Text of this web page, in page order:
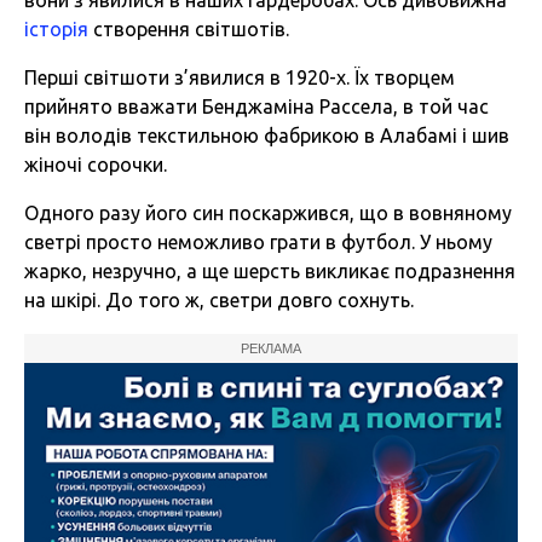
історія створення світшотів.
Перші світшоти з’явилися в 1920-х. Їх творцем
прийнято вважати Бенджаміна Рассела, в той час
він володів текстильною фабрикою в Алабамі і шив
жіночі сорочки.
Одного разу його син поскаржився, що в вовняному
светрі просто неможливо грати в футбол. У ньому
жарко, незручно, а ще шерсть викликає подразнення
на шкірі. До того ж, светри довго сохнуть.
РЕКЛАМА